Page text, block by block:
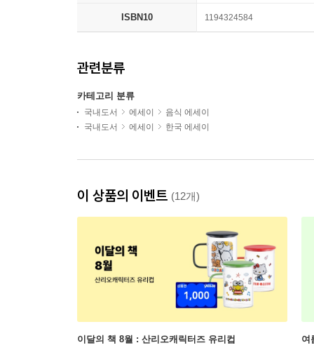
ISBN10 1194324584
관련분류
카테고리 분류
국내도서 에세이
음식 에세이
국내도서
에세이 한국 에세이
이 상품의 이벤트 (12개)
이달의 책 8월 : 산리오캐릭터즈 유리컵 여